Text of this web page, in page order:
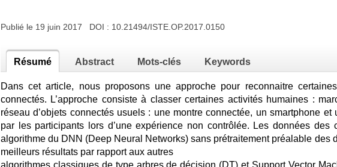
Publié le 19 juin 2017 DOI : 10.21494/ISTE.OP.2017.0150
Résumé Abstract Mots-clés Keywords
Dans cet article, nous proposons une approche pour reconnaitre
connectés. L’approche consiste à classer certaines activités humaines :
réseau d’objets connectés usuels : une montre connectée, un smartphone
par les participants lors d’une expérience non contrôlée. Les données
algorithme du DNN (Deep Neural Networks) sans prétraitement préalable des
meilleurs résultats par rapport aux autres
algorithmes classiques de type arbres de décision (DT) et Support Vector